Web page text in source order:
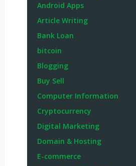
Android Apps
Article Writing
Bank Loan
bitcoin
Blogging
Buy Sell
Computer Information
Cryptocurrency
Digital Marketing
Domain & Hosting
E-commerce